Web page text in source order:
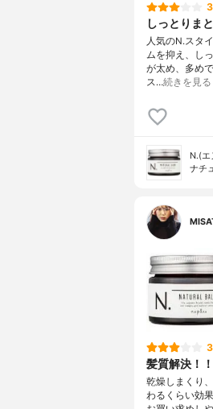
しっとりま
人気のN.スタ
ムを抑え、し
が太め、多め
ス…続きを見る
N.(エ
ナチ
髪質解決！
乾燥しまくり
わるくらい効